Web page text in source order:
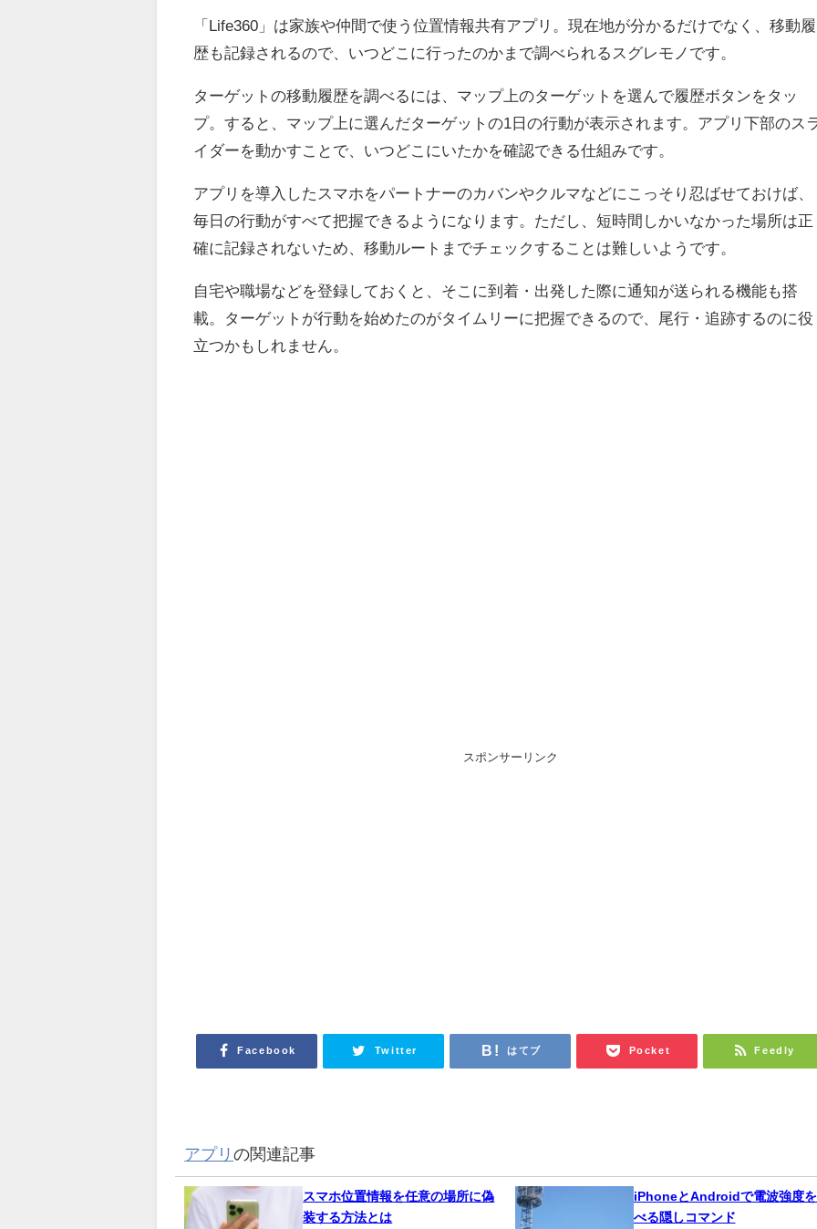
「Life360」は家族や仲間で使う位置情報共有アプリ。現在地が分かるだけでなく、移動履
歴も記録されるので、いつどこに行ったのかまで調べられるスグレモノです。
ターゲットの移動履歴を調べるには、マップ上のターゲットを選んで履歴ボタンをタッ
プ。すると、マップ上に選んだターゲットの1日の行動が表示されます。アプリ下部のス
イダーを動かすことで、いつどこにいたかを確認できる仕組みです。
アプリを導入したスマホをパートナーのカバンやクルマなどにこっそり忍ばせておけば、
毎日の行動がすべて把握できるようになります。ただし、短時間しかいなかった場所は正
確に記録されないため、移動ルートまでチェックすることは難しいようです。
自宅や職場などを登録しておくと、そこに到着・出発した際に通知が送られる機能も搭
載。ターゲットが行動を始めたのがタイムリーに把握できるので、尾行・追跡するのに役
立つかもしれません。
スポンサーリンク
Facebook Twitter はてブ Pocket Feedly
アプリの関連記事
スマホ位置情報を任意の場所に偽
装する方法とは
iPhoneとAndroidで電波強度
べる隠しコマンド